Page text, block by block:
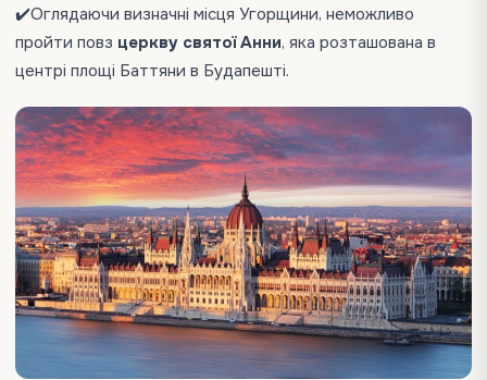
✔️Оглядаючи визначні місця Угорщини, неможливо
пройти повз церкву святої Анни, яка розташована в
центрі площі Баттяни в Будапешті.